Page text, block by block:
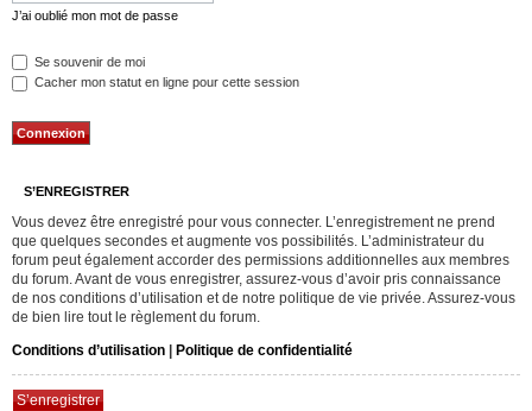
J’ai oublié mon mot de passe
Se souvenir de moi
Cacher mon statut en ligne pour cette session
S’ENREGISTRER
Vous devez être enregistré pour vous connecter. L’enregistrement ne prend
que quelques secondes et augmente vos possibilités. L’administrateur du
forum peut également accorder des permissions additionnelles aux membres
du forum. Avant de vous enregistrer, assurez-vous d’avoir pris connaissance
de nos conditions d’utilisation et de notre politique de vie privée. Assurez-vous
de bien lire tout le règlement du forum.
Conditions d’utilisation
Politique de confidentialité
S’enregistrer